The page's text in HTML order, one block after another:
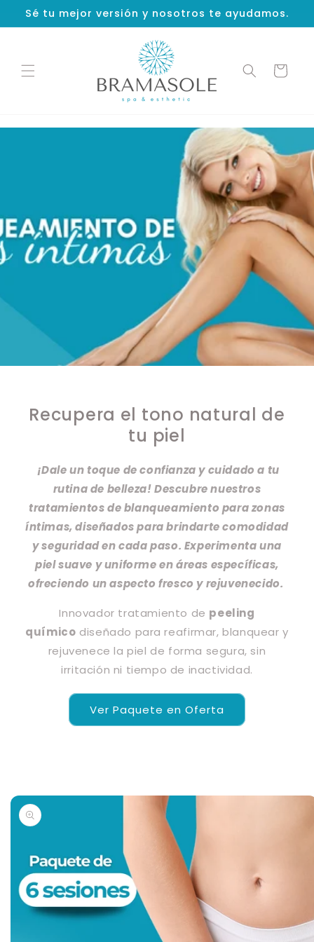
directamente
al contenido
Sé tu mejor versión y nosotros te ayudamos.
Carrito
Recupera el tono natural de
tu piel
¡Dale un toque de confianza y cuidado a tu
rutina de belleza! Descubre nuestros
tratamientos de blanqueamiento para zonas
íntimas, diseñados para brindarte comodidad
y seguridad en cada paso. Experimenta una
piel suave y uniforme en áreas específicas,
ofreciendo un aspecto fresco y rejuvenecido.
Innovador tratamiento de peeling
químico diseñado para reafirmar, blanquear y
rejuvenece la piel de forma segura, sin
irritación ni tiempo de inactividad.
Ver Paquete en Oferta
directamente
a la
información
del producto